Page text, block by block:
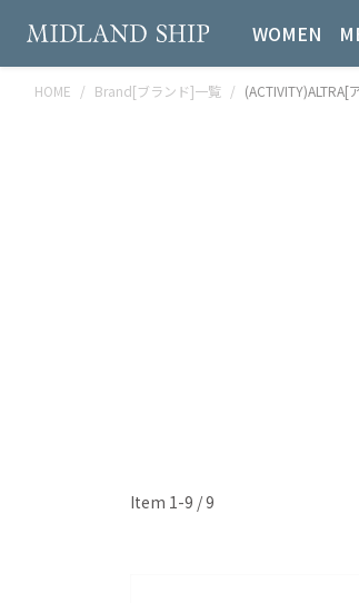
WOMEN
HOME Brand[ブランド]一覧 (ACTIVITY)ALTRA[
Item 1-9 / 9